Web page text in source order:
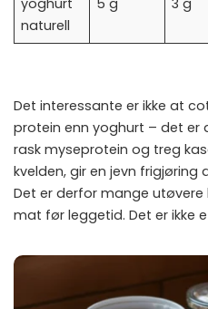
naturell
Det interessante er ikke at
protein enn yoghurt – det er
rask myseprotein og treg
kvelden, gir en jevn frigjøring
Det er derfor mange utøvere
mat før leggetid. Det er ikke